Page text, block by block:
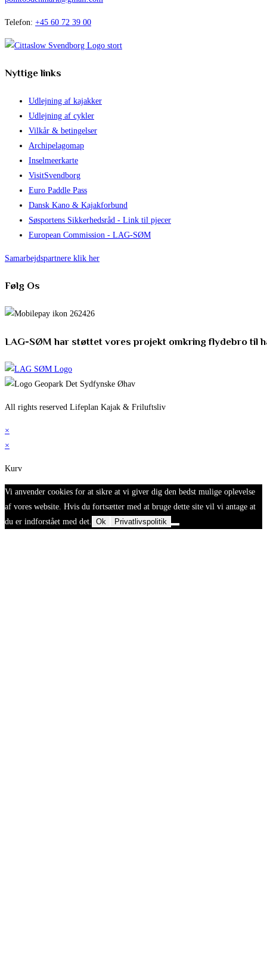
Telefon: +45 60 72 39 00
Nyttige links
Udlejning af kajakker
Udlejning af cykler
Vilkår & betingelser
Archipelagomap
Inselmeerkarte
VisitSvendborg
Euro Paddle Pass
Dansk Kano & Kajakforbund
Søsportens Sikkerhedsråd - Link til pjecer
European Commission - LAG-SØM
Samarbejdspartnere klik her
Følg Os
LAG-SØM har støttet vores projekt omkring flydebro til
All rights reserved Lifeplan Kajak & Friluftsliv
×
×
Kurv
Vi anvender cookies for at sikre at vi giver dig den bedst mulige oplevelse
af vores website. Hvis du fortsætter med at bruge dette site vil vi antage at
du er indforstået med det. Ok Privatlivspolitik